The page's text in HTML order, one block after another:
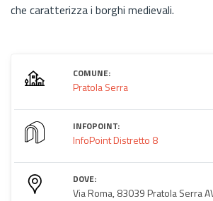
che caratterizza i borghi medievali.
COMUNE:
Pratola Serra
INFOPOINT:
InfoPoint Distretto 8
DOVE:
Via Roma, 83039 Pratola Serra